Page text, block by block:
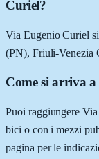
Curiel?
Via Eugenio Curiel
(PN), Friuli-Venezia
Come si arriva
Puoi raggiungere
bici o con i mezzi
pagina per le